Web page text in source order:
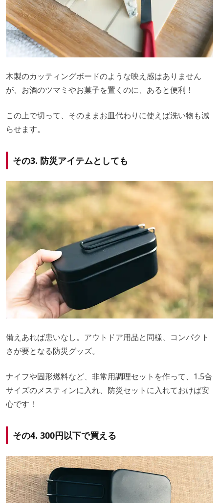
木製のカッティングボードのような映え感はありません
が、お酒のツマミやお菓子を置くのに、あると便利！
この上で切って、そのままお皿代わりに使えば洗い物も減
らせます。
その3. 防災アイテムとしても
備えあれば患いなし。アウトドア用品と同様、コンパクト
さが要となる防災グッズ。
ナイフや固形燃料など、非常用調理セットを作って、1.5合
サイズのメスティンに入れ、防災セットに入れておけば安
心です！
その4. 300円以下で買える